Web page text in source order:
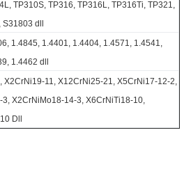
TP310S, TP316, TP316L, TP316Ti, TP321,
dll
1.4845, 1.4401, 1.4404, 1.4571, 1.4541,
1.4462 dll
X2CrNi19-11, X12CrNi25-21, X5CrNi17-12-2,
X2CrNiMo18-14-3, X6CrNiTi18-10,
Dll